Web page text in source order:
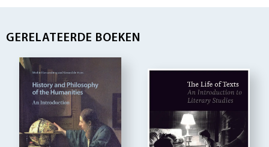
GERELATEERDE BOEKEN